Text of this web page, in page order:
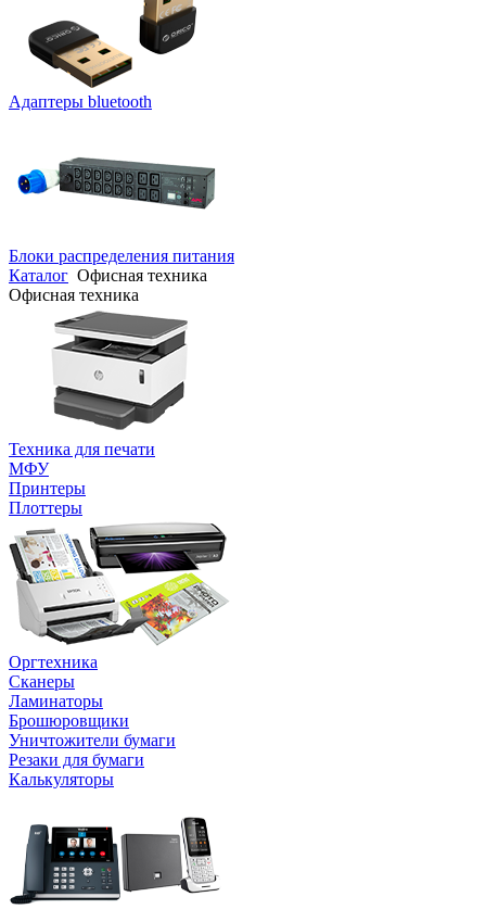
Адаптеры bluetooth
Блоки распределения питания
Каталог Офисная техника
Офисная техника
Техника для печати
МФУ
Принтеры
Плоттеры
Оргтехника
Сканеры
Ламинаторы
Брошюровщики
Уничтожители бумаги
Резаки для бумаги
Калькуляторы